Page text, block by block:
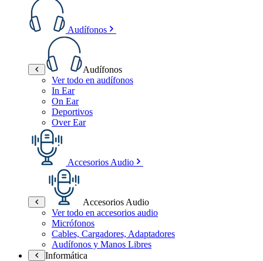
Audífonos
Audífonos
Ver todo en audífonos
In Ear
On Ear
Deportivos
Over Ear
Accesorios Audio
Accesorios Audio
Ver todo en accesorios audio
Micrófonos
Cables, Cargadores, Adaptadores
Audífonos y Manos Libres
Informática